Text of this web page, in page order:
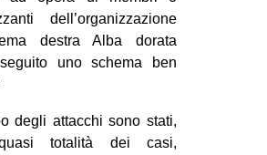
dell’organizzazione
destra Alba dorata
uno schema ben
degli attacchi sono stati,
totalità dei casi,